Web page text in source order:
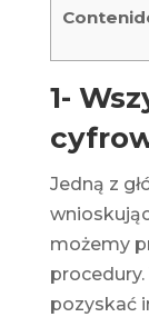
1-
Jedną z
możemy
pozyskać